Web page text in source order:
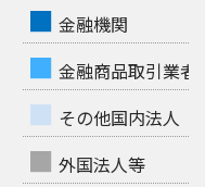
■ 金融機関
■ 金融商品取引業者
■ その他国内法人
■ 外国法人等